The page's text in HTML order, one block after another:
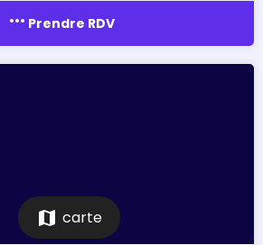
more_horiz Prendre RDV
map carte